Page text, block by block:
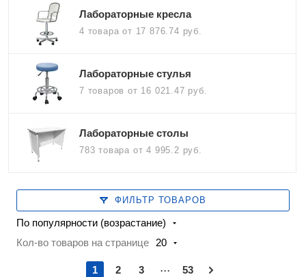
Лабораторные кресла
4 товараот 17 876.74 руб.
Лабораторные стулья
7 товаров от 16 021.47 руб.
Лабораторные столы
783 товара от 4 995.2 руб.
ФИЛЬТР ТОВАРОВ
По популярности (возрастание)
Кол-во товаров на странице
20
1 2 3 ... 53